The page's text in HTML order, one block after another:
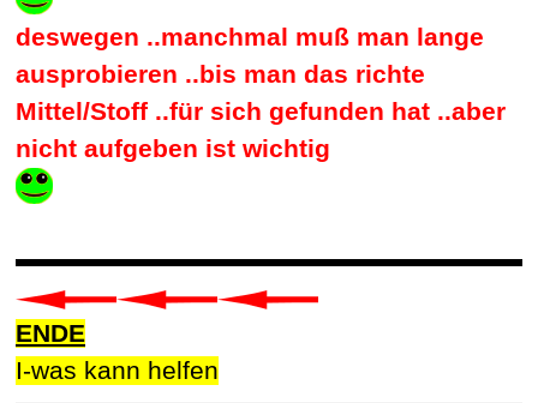
deswegen ..manchmal muß man lange
ausprobieren ..bis man das richte
Mittel/Stoff ..für sich gefunden hat ..aber
nicht aufgeben ist wichtig
ENDE
I-was kann helfen